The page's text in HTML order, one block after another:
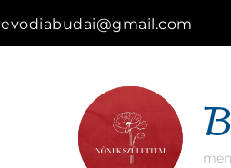
evodiabudai@gmail.com